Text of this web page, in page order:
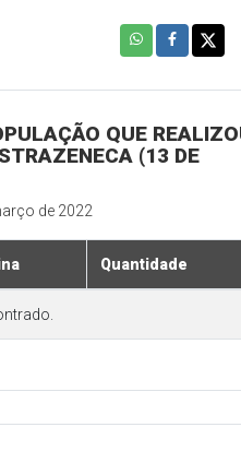
QUE
(13 DE
de 2022
Quantidade